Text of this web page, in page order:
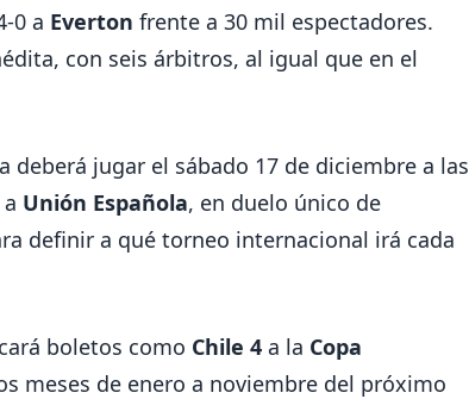
0 a Everton frente a 30 mil espectadores.
con seis árbitros, al igual que en el
deberá jugar el sábado 17 de diciembre a las
Unión Española, en duelo único de
definir a qué torneo internacional irá cada
boletos como Chile 4 a la Copa
meses de enero a noviembre del próximo